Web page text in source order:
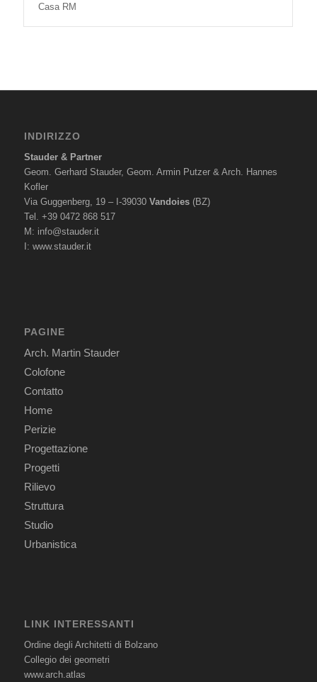
Casa RM
INDIRIZZO
Stauder & Partner
Geom. Gerhard Stauder, Geom. Armin Putzer & Arch. Hannes
Kofler
Via Guggenberg, 19 – I-39030 Vandoies(BZ)
Tel. +39 0472 868 517
M: info@stauder.it
I: www.stauder.it
PAGINE
Arch. Martin Stauder
Colofone
Contatto
Home
Perizie
Progettazione
Progetti
Rilievo
Struttura
Studio
Urbanistica
LINK INTERESSANTI
Ordine degli Architetti di Bolzano
Collegio dei geometri
www.arch.atlas